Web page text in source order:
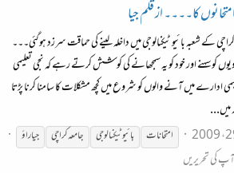
کا۔۔۔۔ از قلم جیا
کے شعبہ بائیو ٹیکنالوجی میں داخلہ لینے کی حماقت سرزد ہوگئی۔۔۔
کو سہنے اور خود کو یہ سمجھانے کی کوشش کرتے رہے کہ نجی تعلیمی
میں آنے والوں کو شروع میں کچھ مشکلات کا سامنا کرنا پڑتا
میں...
امتحانات بائیو ٹیکنالوجی جامعہ کراچی جیاراؤ
کی تحریریں